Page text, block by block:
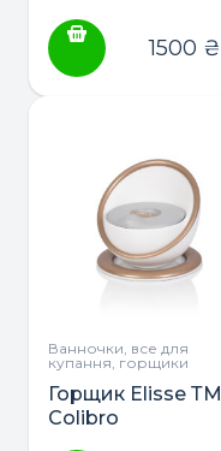
матрасиком та
термометром
1500 ₴
Ванночки, все для
купання, горщики
Горщик Elisse ТМ
Colibro